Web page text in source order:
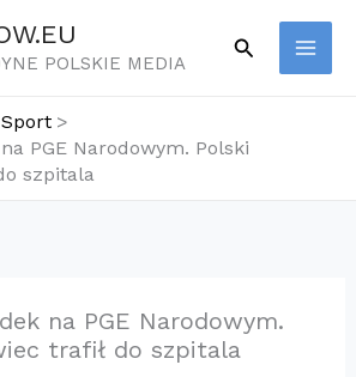
POLSKIE MEDIA
Szukaj
Sport
PGE Narodowym. Polski
szpitala
na PGE Narodowym.
trafił do szpitala